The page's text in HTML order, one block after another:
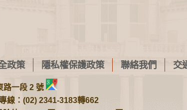
政策 隱私權保護政策 聯絡我們 交
路一段 2 號
線：(02) 2341-3183轉662